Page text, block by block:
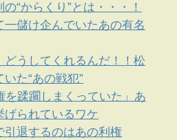
“からくり”とは・・・！
儲け企んでいたあの有名
どうしてくれるんだ！！松
た“あの戦犯”
を蹂躙しまくっていた」あ
げられているワケ
引退するのはあの利権